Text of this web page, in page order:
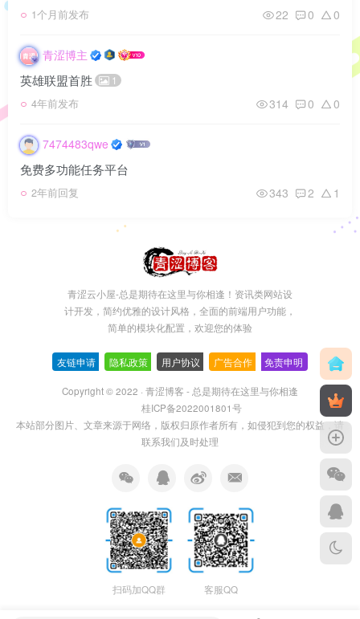
1个月前发布 22 0 0
青涩博主
英雄联盟首胜 1
4年前发布 314 0 0
7474483qwe
免费多功能任务平台
2年前回复 343 2 1
青涩云小屋-总是期待在这里与你相逢！资讯类网站设
计开发，简约优雅的设计风格，全面的前端用户功能，
简单的模块化配置，欢迎您的体验
友链申请 隐私政策 用户协议 广告合作 免责申明
Copyright © 2022 · 青涩博客 - 总是期待在这里与你相逢
桂ICP备2022001801号
本站部分图片、文章来源于网络，版权归原作者所有，如侵犯到您的权益，请
联系我们及时处理
扫码加QQ群 客服QQ